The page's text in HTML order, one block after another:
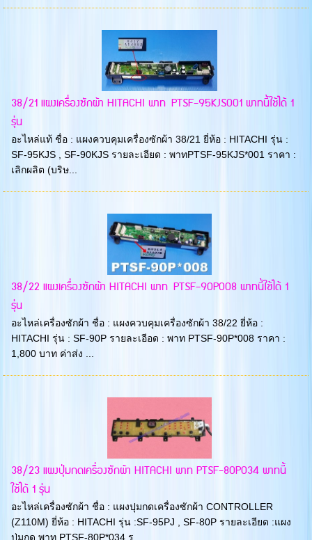
38/21 แผงเครื่องซักผ้า HITACHI พาท PTSF-95KJS001 พาทนี้ใช้ได้ 1
รุ่น
อะไหล่แท้ ชื่อ : แผงควบคุมเครื่องซักผ้า 38/21 ยี่ห้อ : HITACHI รุ่น :
SF-95KJS , SF-90KJS รายละเอียด : พาทPTSF-95KJS*001 ราคา :
เลิกผลิต (บริษ...
38/22 แผงเครื่องซักผ้า HITACHI พาท PTSF-90P008 พาทนี้ใช้ได้ 1
รุ่น
อะไหล่เครื่องซักผ้า ชื่อ : แผงควบคุมเครื่องซักผ้า 38/22 ยี่ห้อ :
HITACHI รุ่น : SF-90P รายละเอีอด : พาท PTSF-90P*008 ราคา :
1,800 บาท ค่าส่ง ...
38/23 แผงปุ่มกดเครื่องซักผ้า HITACHI พาท PTSF-80P034 พาทนี้
ใช้ได้ 1 รุ่น
อะไหล่เครื่องซักผ้า ชื่อ : แผงปุมกดเครื่องซักผ้า CONTROLLER
(Z110M) ยี่ห้อ : HITACHI รุ่น :SF-95PJ , SF-80P รายละเอียด :แผง
ปุ่มกด พาท PTSF-80P*034 ร...